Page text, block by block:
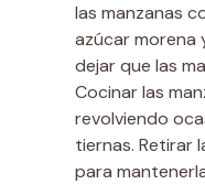
las manzanas
azúcar morena
dejar que las
Cocinar las
revolviendo
tiernas. Retirar
para